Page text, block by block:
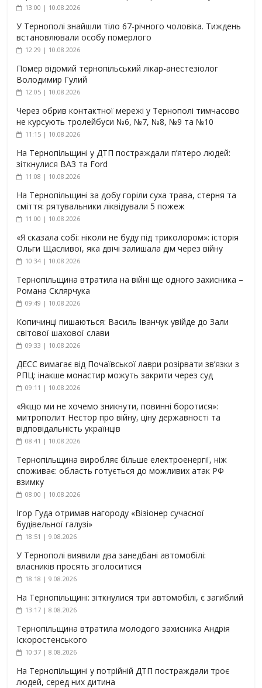
13:00 | 10.08.2026
У Тернополі знайшли тіло 67-річного чоловіка. Тиждень
встановлювали особу померлого
12:29 | 10.08.2026
Помер відомий тернопільський лікар-анестезіолог
Володимир Гулий
12:05 | 10.08.2026
Через обрив контактної мережі у Тернополі тимчасово
не курсують тролейбуси №6, №7, №8, №9 та №10
11:15 | 10.08.2026
На Тернопільщині у ДТП постраждали п’ятеро людей:
зіткнулися ВАЗ та Ford
11:08 | 10.08.2026
На Тернопільщині за добу горіли суха трава, стерня та
сміття: рятувальники ліквідували 5 пожеж
11:00 | 10.08.2026
«Я сказала собі: ніколи не буду під триколором»: історія
Ольги Щасливої, яка двічі залишала дім через війну
10:34 | 10.08.2026
Тернопільщина втратила на війні ще одного захисника –
Романа Склярчука
09:49 | 10.08.2026
Копичинці пишаються: Василь Іванчук увійде до Зали
світової шахової слави
09:33 | 10.08.2026
ДЕСС вимагає від Почаївської лаври розірвати зв’язки з
РПЦ: інакше монастир можуть закрити через суд
09:11 | 10.08.2026
«Якщо ми не хочемо зникнути, повинні боротися»:
митрополит Нестор про війну, ціну державності та
відповідальність українців
08:41 | 10.08.2026
Тернопільщина виробляє більше електроенергії, ніж
споживає: область готується до можливих атак РФ
взимку
08:00 | 10.08.2026
Ігор Гуда отримав нагороду «Візіонер сучасної
будівельної галузі»
18:51 | 9.08.2026
У Тернополі виявили два занедбані автомобілі:
власників просять зголоситися
18:18 | 9.08.2026
На Тернопільщині: зіткнулися три автомобілі, є загиблий
13:17 | 8.08.2026
Тернопільщина втратила молодого захисника Андрія
Іскоростенського
10:37 | 8.08.2026
На Тернопільщині у потрійній ДТП постраждали троє
людей, серед них дитина